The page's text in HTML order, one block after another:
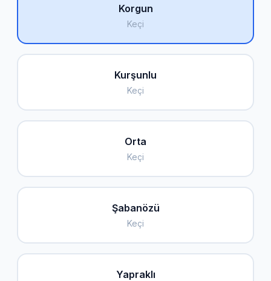
Korgun
Keçi
Kurşunlu
Keçi
Orta
Keçi
Şabanözü
Keçi
Yapraklı